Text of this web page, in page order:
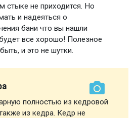
стыке не приходится. Но
и надеяться о
бани что вы нашли
все хорошо! Полезное
и это не шутки.
полностью из кедровой
из кедра. Кедр не